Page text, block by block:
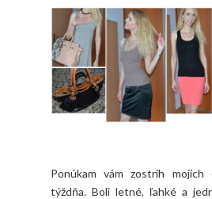
Ponúkam vám zostrih
týždňa. Boli letné, ľahké a